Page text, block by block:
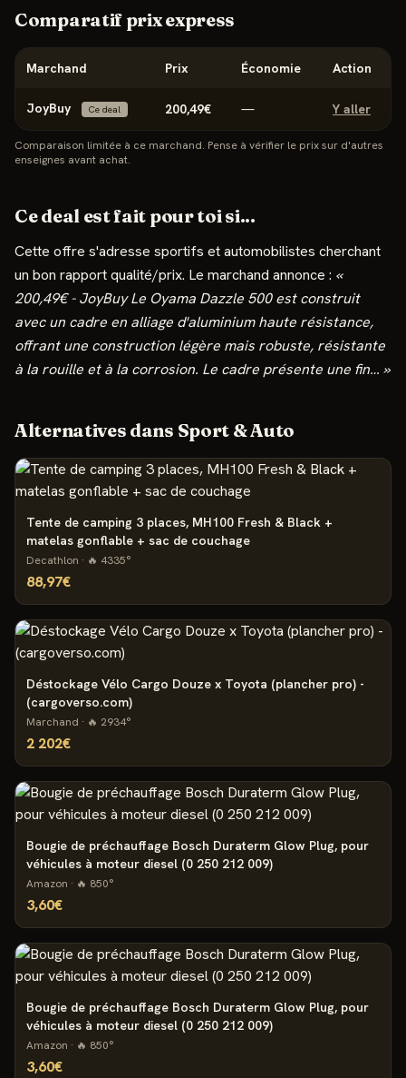
Comparatif prix express
Marchand Prix Économie Action
JoyBuy Ce deal 200,49€ — Y aller
Comparaison limitée à ce marchand. Pense à vérifier le prix sur d'autres
enseignes avant achat.
Ce deal est fait pour toi si...
Cette offre s'adresse sportifs et automobilistes cherchant
un bon rapport qualité/prix. Le marchand annonce : «
200,49€ - JoyBuy Le Oyama Dazzle 500 est construit
avec un cadre en alliage d'aluminium haute résistance,
offrant une construction légère mais robuste, résistante
à la rouille et à la corrosion. Le cadre présente une fin… »
Alternatives dans Sport & Auto
Tente de camping 3 places, MH100 Fresh & Black +
matelas gonflable + sac de couchage
Decathlon · 🔥 4335°
88,97€
Déstockage Vélo Cargo Douze x Toyota (plancher pro) -
(cargoverso.com)
Marchand · 🔥 2934°
2 202€
Bougie de préchauffage Bosch Duraterm Glow Plug, pour
véhicules à moteur diesel (0 250 212 009)
Amazon · 🔥 850°
3,60€
Bougie de préchauffage Bosch Duraterm Glow Plug, pour
véhicules à moteur diesel (0 250 212 009)
Amazon · 🔥 850°
3,60€